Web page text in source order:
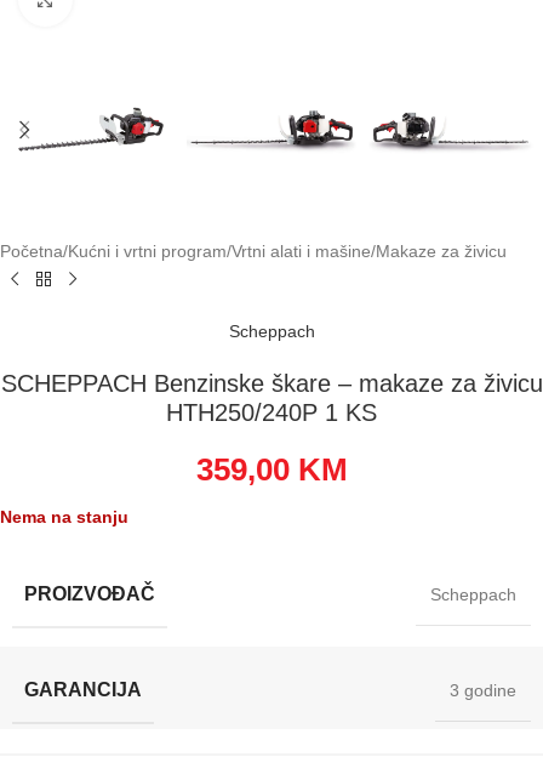
Početna/Kućni i vrtni program/Vrtni alati i mašine/Makaze za živicu
Scheppach
SCHEPPACH Benzinske škare – makaze za živicu
HTH250/240P 1 KS
359,00 KM
Nema na stanju
PROIZVOĐAČ Scheppach
GARANCIJA 3 godine